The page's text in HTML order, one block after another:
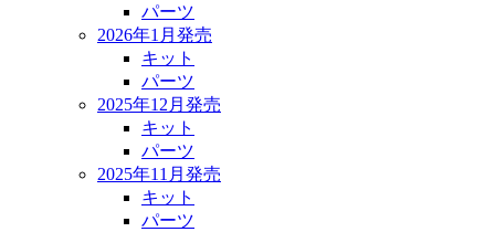
パーツ
2026年1月発売
キット
パーツ
2025年12月発売
キット
パーツ
2025年11月発売
キット
パーツ